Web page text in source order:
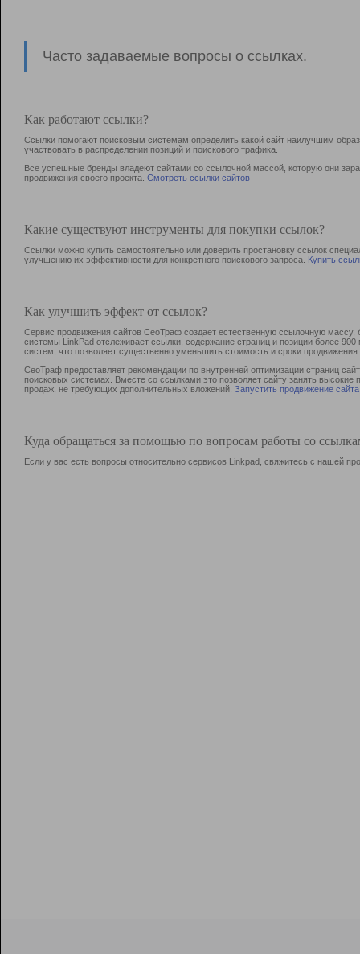
Часто задаваемые вопросы о ссылках.
Как работают ссылки?
Ссылки помогают поисковым системам определить какой сайт наилучшим
участвовать в раcпределении позиций и поискового трафика.
Все успешные бренды владеют сайтами со ссылочной массой, которую они
продвижения своего проекта. Смотреть ссылки сайтов
Какие существуют инструменты для покупки ссылок?
Ссылки можно купить самостоятельно или доверить простановку ссылок
улучшению их эффективности для конкретного поискового запроса. Купить
Как улучшить эффект от ссылок?
Сервис продвижения сайтов СеоТраф создает естественную ссылочную
системы LinkPad отслеживает ссылки, содержание страниц и позиции более
систем, что позволяет существенно уменьшить стоимость и сроки продвижения.
СеоТраф предоставляет рекомендации по внутренней оптимизации страниц
поисковых системах. Вместе со ссылками это позволяет сайту занять
продаж, не требующих дополнительных вложений. Запустить продвижение сайта
Куда обращаться за помощью по вопросам работы со
Если у вас есть вопросы относительно сервисов Linkpad, свяжитесь с нашей